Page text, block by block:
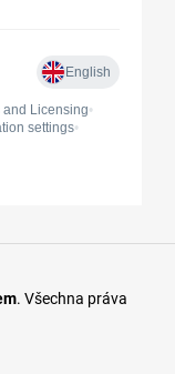
. Všechna práva